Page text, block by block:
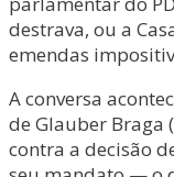
destrava, ou a
emendas
A conversa
de Glauber Braga
contra a decisão